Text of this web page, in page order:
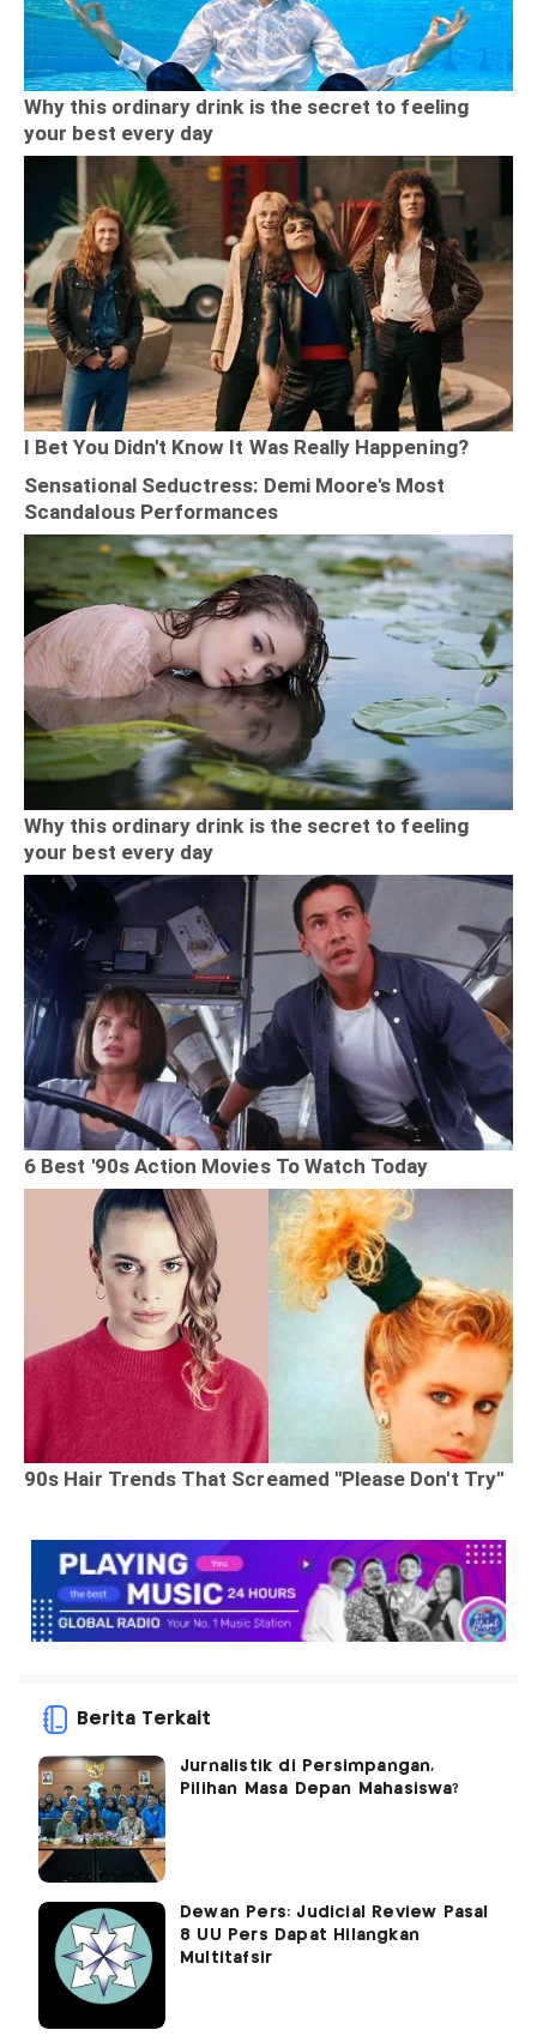
Berita Terkait
Jurnalistik di Persimpangan,
Pilihan Masa Depan Mahasiswa?
Dewan Pers: Judicial Review Pasal
8 UU Pers Dapat Hilangkan
Multitafsir